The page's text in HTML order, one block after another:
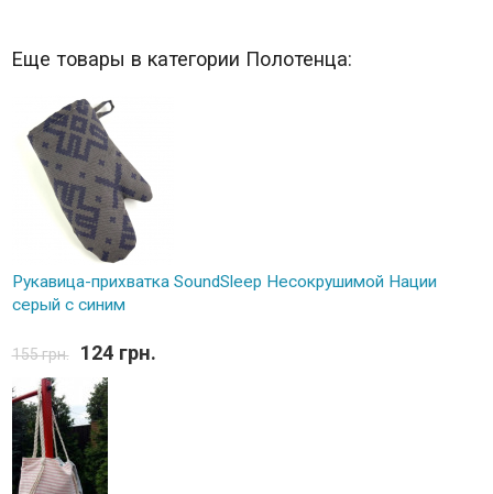
Еще товары в категории Полотенца:
Рукавица-прихватка SoundSleep Несокрушимой Нации
серый с синим
155 грн. 124 грн.